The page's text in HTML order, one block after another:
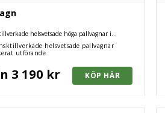
helsvetsade höga pallvagnar i
helsvetsade pallvagnar
utförande
3 190 kr